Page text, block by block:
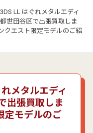
LL はぐれメタルエディ
世田谷区で出張買取しま
クエスト限定モデルのご紹
メタルエディ
出張買取しま
定モデルのご